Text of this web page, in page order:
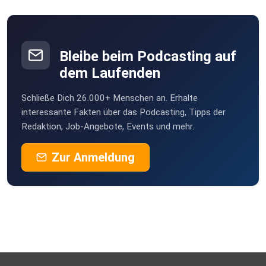
Bleibe beim Podcasting auf
dem Laufenden
Schließe Dich 26.000+ Menschen an. Erhalte
interessante Fakten über das Podcasting, Tipps der
Redaktion, Job-Angebote, Events und mehr.
Zur Anmeldung